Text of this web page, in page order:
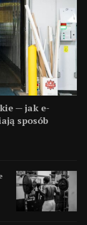
— jak e-
sposób